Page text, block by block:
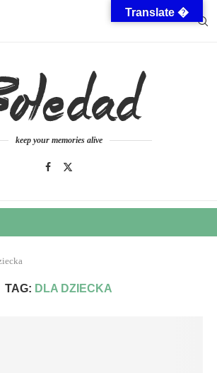
keep your memories alive
TAG: DLA DZIECKA
Translate �